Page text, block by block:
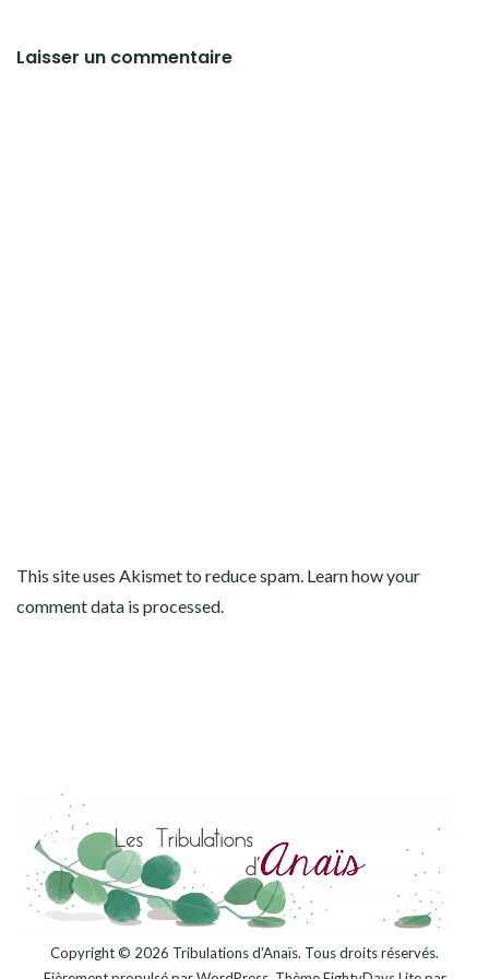
Laisser un commentaire
This site uses Akismet to reduce spam. Learn how your
comment data is processed
Copyright © 2026 Tribulations d'Anaïs. Tous droits réservés.